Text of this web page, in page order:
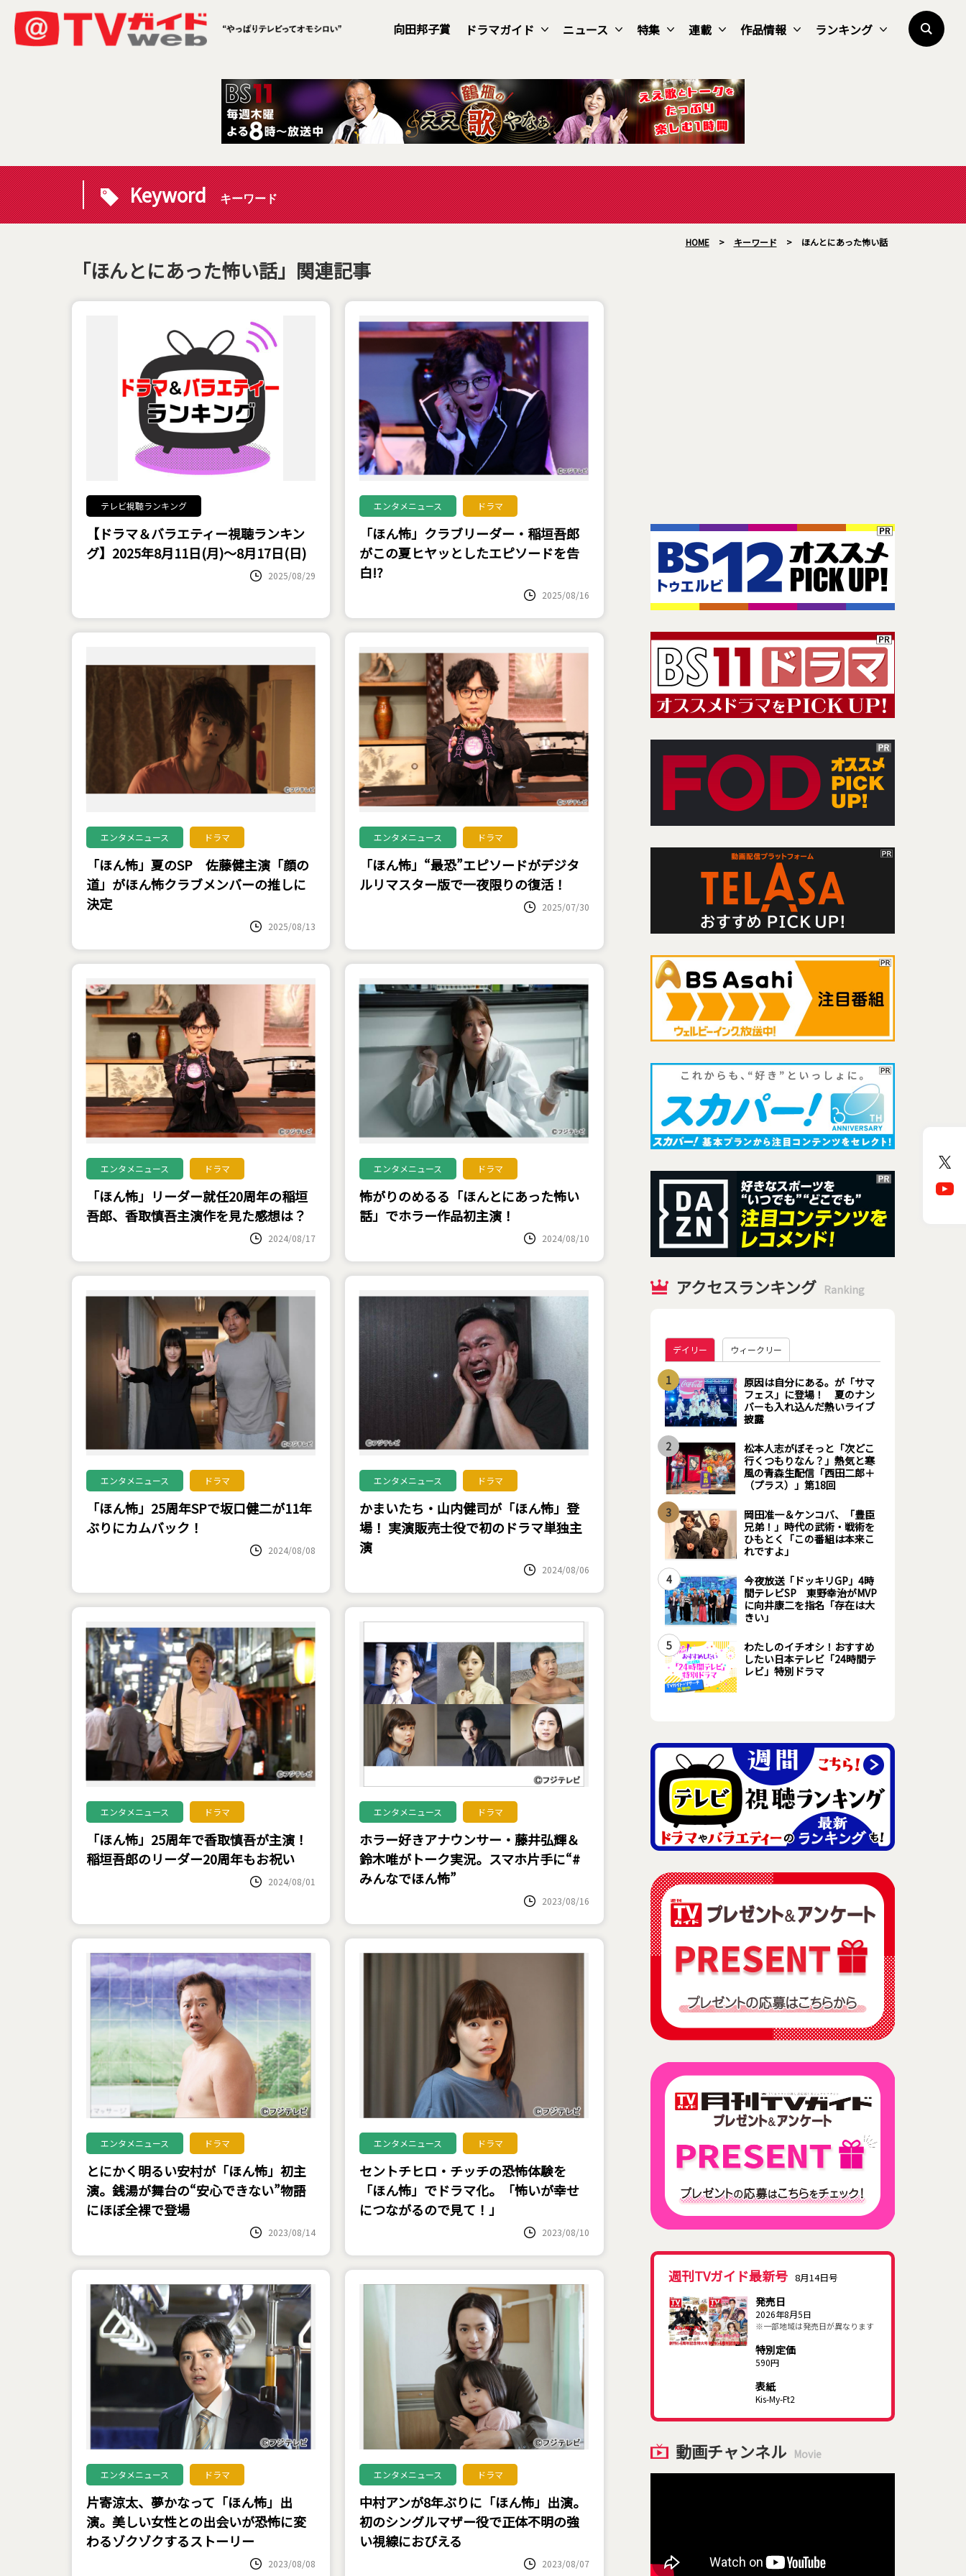
向田邦子賞 ドラマガイド ニュース 特集 連載 作品情報 ランキング
Keyword キーワード
HOME > キーワード > ほんとにあった怖い話
「ほんとにあった怖い話」関連記事
テレビ視聴ランキング
【ドラマ＆バラエティー視聴ランキン
グ】2025年8月11日(月)～8月17日(日)
2025/08/29
エンタメニュース ドラマ
「ほん怖」クラブリーダー・稲垣吾郎
がこの夏ヒヤッとしたエピソードを告
白!?
2025/08/16
エンタメニュース ドラマ
「ほん怖」夏のSP 佐藤健主演「顔の
道」がほん怖クラブメンバーの推しに
決定
2025/08/13
エンタメニュース ドラマ
「ほん怖」“最恐”エピソードがデジタ
ルリマスター版で一夜限りの復活！
2025/07/30
エンタメニュース ドラマ
「ほん怖」リーダー就任20周年の稲垣
吾郎、香取慎吾主演作を見た感想は？
2024/08/17
エンタメニュース ドラマ
怖がりのめるる「ほんとにあった怖い
話」でホラー作品初主演！
2024/08/10
エンタメニュース ドラマ
「ほん怖」25周年SPで坂口健二が11年
ぶりにカムバック！
2024/08/08
エンタメニュース ドラマ
かまいたち・山内健司が「ほん怖」登
場！ 実演販売士役で初のドラマ単独主
演
2024/08/06
エンタメニュース ドラマ
「ほん怖」25周年で香取慎吾が主演！
稲垣吾郎のリーダー20周年もお祝い
2024/08/01
エンタメニュース ドラマ
ホラー好きアナウンサー・藤井弘輝＆
鈴木唯がトーク実況。スマホ片手に“#
みんなでほん怖”
2023/08/16
エンタメニュース ドラマ
とにかく明るい安村が「ほん怖」初主
演。銭湯が舞台の“安心できない”物語
にほぼ全裸で登場
2023/08/14
エンタメニュース ドラマ
セントチヒロ・チッチの恐怖体験を
「ほん怖」でドラマ化。「怖いが幸せ
につながるので見て！」
2023/08/10
エンタメニュース ドラマ
片寄涼太、夢かなって「ほん怖」出
演。美しい女性との出会いが恐怖に変
わるゾクゾクするストーリー
2023/08/08
エンタメニュース ドラマ
中村アンが8年ぶりに「ほん怖」出演。
初のシングルマザー役で正体不明の強
い視線におびえる
2023/08/07
アクセスランキング Ranking
デイリー ウィークリー
1
原因は自分にある。が「サマ
フェス」に登場！ 夏のナン
バーも入れ込んだ熱いライブ
披露
2
松本人志がぼそっと「次どこ
行くつもりなん？」熱気と寒
風の青森生配信「西田二郎＋
（プラス）」第18回
3
岡田准一＆ケンコバ、「豊臣
兄弟！」時代の武術・戦術を
ひもとく「この番組は本来こ
れですよ」
4
今夜放送「ドッキリGP」4時
間テレビSP 東野幸治がMVP
に向井康二を指名「存在は大
きい」
5
わたしのイチオシ！おすすめ
したい日本テレビ「24時間テ
レビ」特別ドラマ
週刊TVガイド最新号 8月14日号
発売日
2026年8月5日
※一部地域は発売日が異なります
特別定価
590円
表紙
Kis-My-Ft2
動画チャンネル Movie